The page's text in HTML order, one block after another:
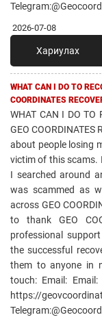
2026-07-08
Хариулах
WHAT CAN I DO TO
COORDINATES
WHAT CAN I DO TO
GEO
about people losing
victim of this scams.
I searched around
was scammed as
across GEO
to thank GEO
professional
the successful
them to anyone in
touch: Email: Email:
https://